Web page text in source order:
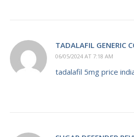
TADALAFIL GENERIC
06/05/2024 AT 7:18 AM
tadalafil 5mg price